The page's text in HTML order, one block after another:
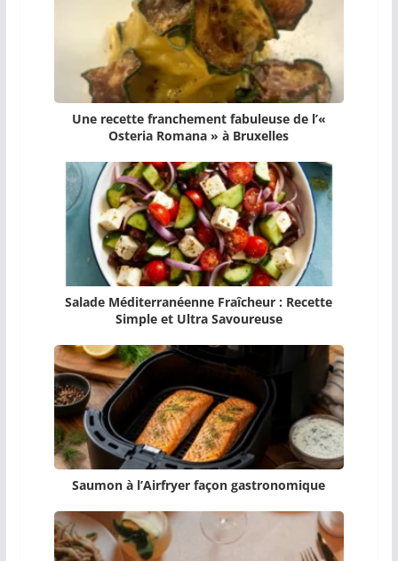
Une recette franchement fabuleuse de l’«
Osteria Romana » à Bruxelles
Salade Méditerranéenne Fraîcheur : Recette
Simple et Ultra Savoureuse
Saumon à l’Airfryer façon gastronomique